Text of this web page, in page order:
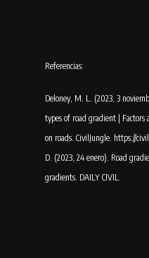
Referencias:
Deloney, M. L. (2023, 3
types of road gradient |
on roads. CivilJungle. https://
D. (2023, 24 enero). Road
gradients. DAILY CIVIL.